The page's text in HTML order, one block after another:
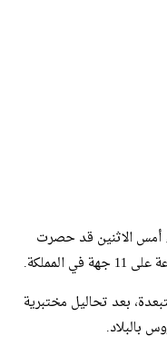
أمس الاثنين قد حصرت
بعد تحاليل مختبرية